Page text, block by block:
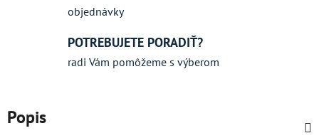
objednávky
POTREBUJETE PORADIŤ?
radi Vám pomôžeme s výberom
Popis